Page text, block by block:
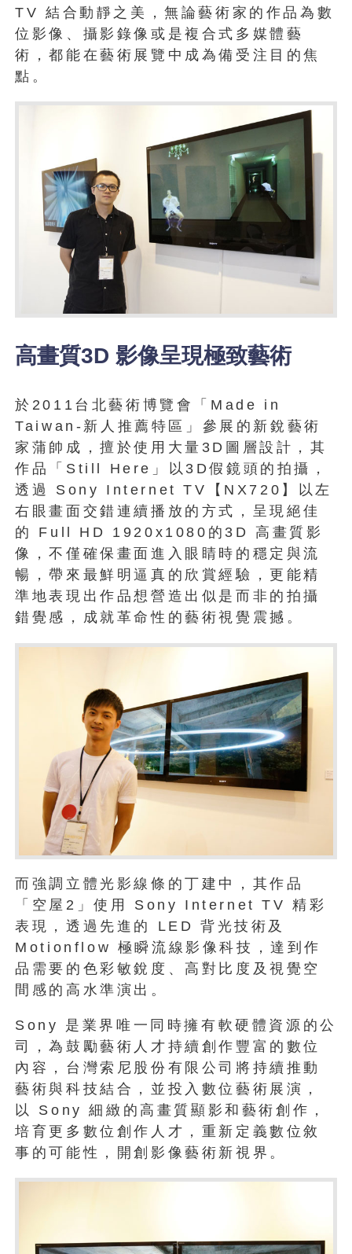
TV 結合動靜之美，無論藝術家的作品為數
位影像、攝影錄像或是複合式多媒體藝
術，都能在藝術展覽中成為備受注目的焦
點。
高畫質3D 影像呈現極致藝術
於2011台北藝術博覽會「Made in
Taiwan-新人推薦特區」參展的新銳藝術
家蒲帥成，擅於使用大量3D圖層設計，其
作品「Still Here」以3D假鏡頭的拍攝，
透過 Sony Internet TV【NX720】以左
右眼畫面交錯連續播放的方式，呈現絕佳
的 Full HD 1920x1080的3D 高畫質影
像，不僅確保畫面進入眼睛時的穩定與流
暢，帶來最鮮明逼真的欣賞經驗，更能精
準地表現出作品想營造出似是而非的拍攝
錯覺感，成就革命性的藝術視覺震撼。
而強調立體光影線條的丁建中，其作品
「空屋2」使用 Sony Internet TV 精彩
表現，透過先進的 LED 背光技術及
Motionflow 極瞬流線影像科技，達到作
品需要的色彩敏銳度、高對比度及視覺空
間感的高水準演出。
Sony 是業界唯一同時擁有軟硬體資源的公
司，為鼓勵藝術人才持續創作豐富的數位
內容，台灣索尼股份有限公司將持續推動
藝術與科技結合，並投入數位藝術展演，
以 Sony 細緻的高畫質顯影和藝術創作，
培育更多數位創作人才，重新定義數位敘
事的可能性，開創影像藝術新視界。